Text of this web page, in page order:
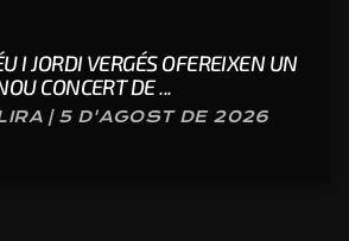
I JORDI VERGÉS OFEREIXEN UN
CONCERT DE ...
| 5 D'AGOST DE 2026